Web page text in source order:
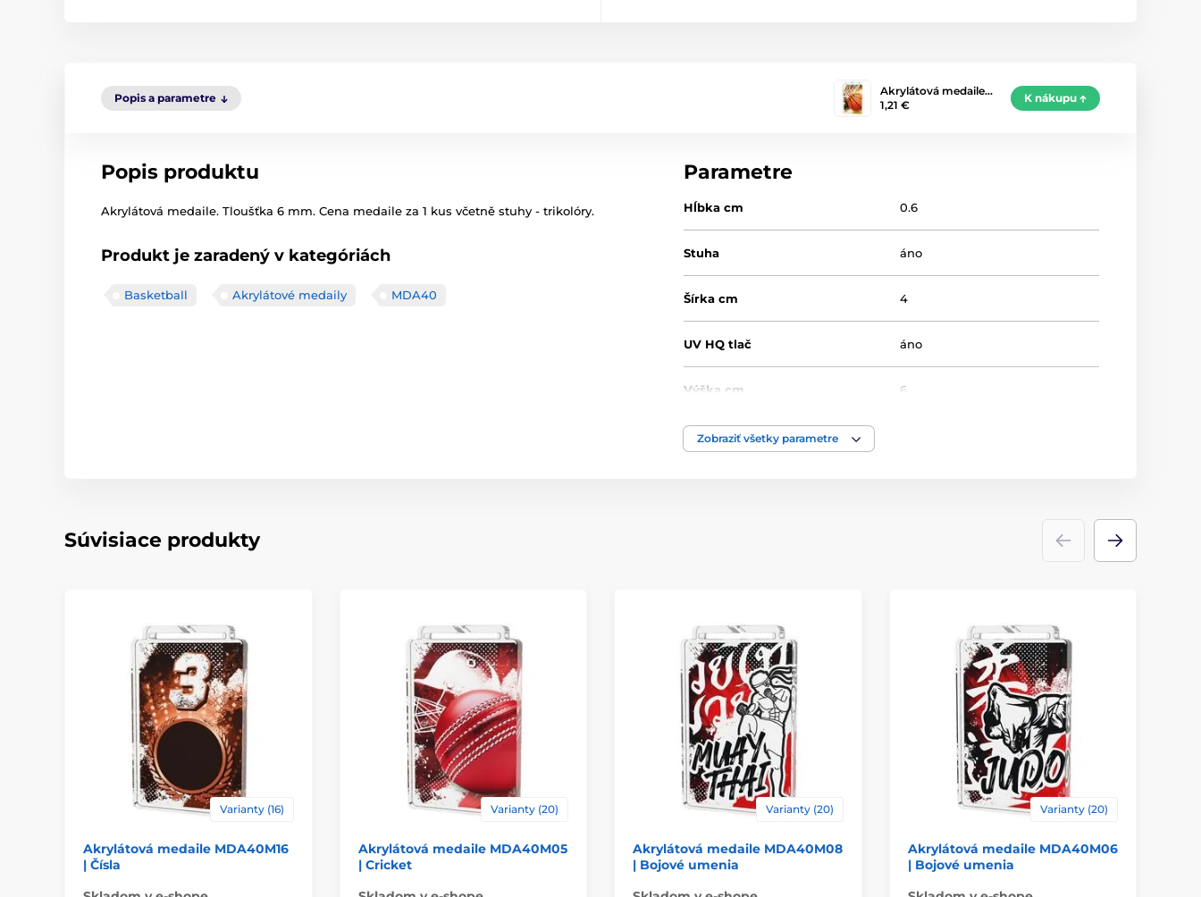
Popis a parametre
Akrylátová medaile…
1,21 €
K nákupu
Popis produktu
Akrylátová medaile. Tloušťka 6 mm. Cena medaile za 1 kus včetně stuhy - trikolóry.
Produkt je zaradený v kategóriách
Basketball Akrylátové medaily MDA40
Parametre
Hĺbka cm 0.6
Stuha áno
Šírka cm 4
UV HQ tlač áno
Výška cm 6
Motív
Zobraziť všetky parametre
Súvisiace produkty
Varianty (16)
Akrylátová medaile MDA40M16
| Čísla
Varianty (20)
Akrylátová medaile MDA40M05
| Cricket
Varianty (20)
Akrylátová medaile MDA40M08
| Bojové umenia
Varianty (20)
Akrylátová medaile MDA40M06
| Bojové umenia